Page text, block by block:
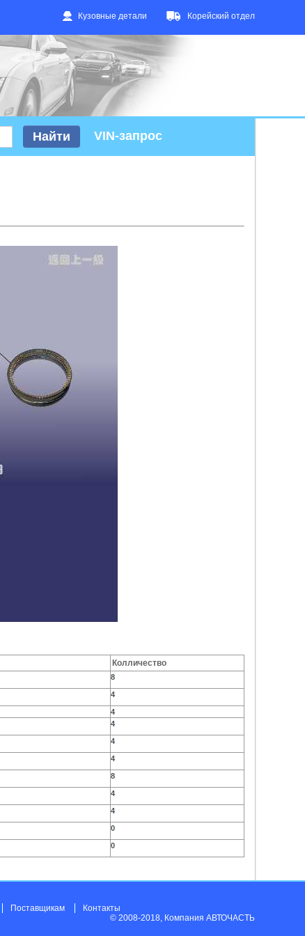
Кузовные детали Корейский отдел
VIN-запрос
Колличество
8
4
4
4
4
4
8
4
4
0
0
Поставщикам
Контакты
© 2008-2018, Компания АВТОЧАСТЬ